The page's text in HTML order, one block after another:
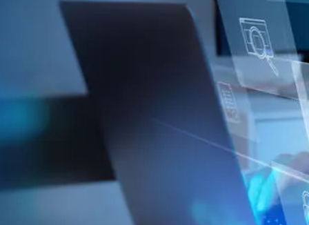
Kontakt